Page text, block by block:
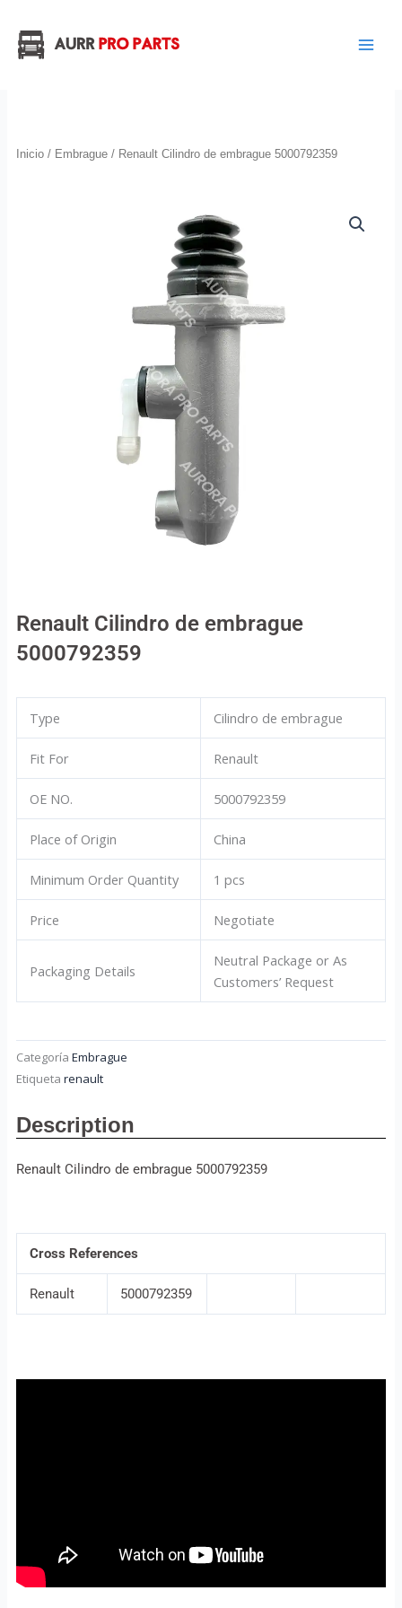
contenido
Inicio/ Embrague/ Renault Cilindro de embrague 5000792359
Renault Cilindro de embrague
5000792359
Type Cilindro de embrague
Fit For Renault
OE NO. 5000792359
Place of Origin China
Minimum Order Quantity 1 pcs
Price Negotiate
Packaging Details
Neutral Package or As
Customers’ Request
Categoría Embrague
Etiqueta renault
Description
Renault Cilindro de embrague 5000792359
Cross References
Renault 5000792359